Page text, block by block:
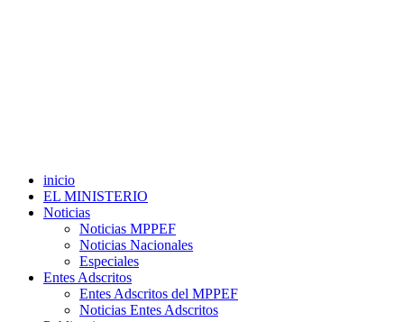
inicio
EL MINISTERIO
Noticias
Noticias MPPEF
Noticias Nacionales
Especiales
Entes Adscritos
Entes Adscritos del MPPEF
Noticias Entes Adscritos